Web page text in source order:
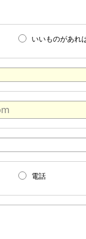
いいものがあれ
電話